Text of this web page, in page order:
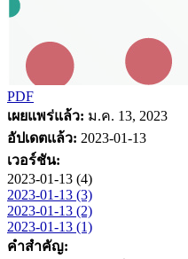
PDF
เผยแพร่แล้ว: ม.ค. 13, 2023
อัปเดตแล้ว: 2023-01-13
เวอร์ชัน:
2023-01-13 (4)
2023-01-13 (3)
2023-01-13 (2)
2023-01-13 (1)
คำสำคัญ: